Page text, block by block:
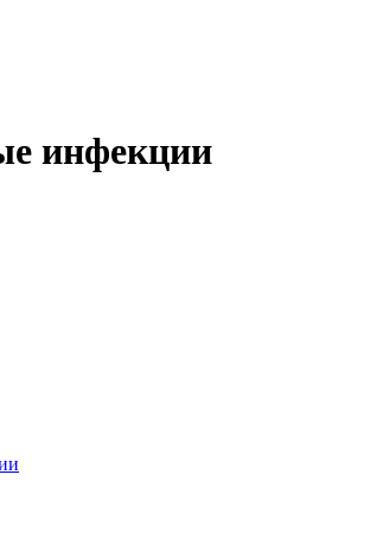
инфекции